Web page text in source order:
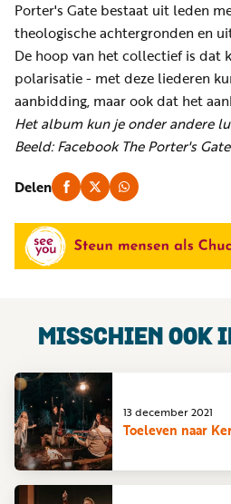
Porter's Gate bestaat uit leden
theologische achtergronden en
De hoop van het collectief is dat
polarisatie - met deze liederen
aanbidding, maar ook dat het
Het album kun je onder andere
Beeld: Facebook The Porter's Gate
Delen
MISSCHIEN OOK
Toeleven naar
13 december 2021